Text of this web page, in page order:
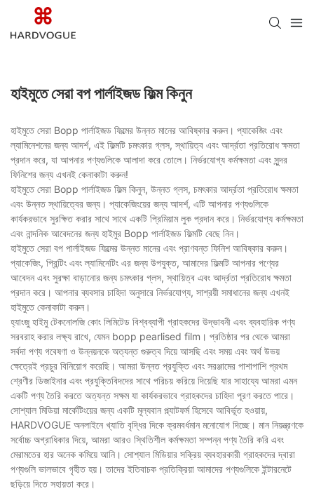
হাইমুতে সেরা বপ পার্লাইজড ফিল্ম কিনুন
হাইমুতে সেরা Bopp পার্লাইজড ফিল্মের উন্নত মানের আবিষ্কার করুন। প্যাকেজিং এবং
ল্যামিনেশনের জন্য আদর্শ, এই ফিল্মটি চমৎকার গ্লস, স্থায়িত্ব এবং আর্দ্রতা প্রতিরোধ ক্ষমতা
প্রদান করে, যা আপনার পণ্যগুলিকে আলাদা করে তোলে। নির্ভরযোগ্য কর্মক্ষমতা এবং সুন্দর
ফিনিশের জন্য এখনই কেনাকাটা করুন!
হাইমুতে সেরা Bopp পার্লাইজড ফিল্ম কিনুন, উন্নত গ্লস, চমৎকার আর্দ্রতা প্রতিরোধ ক্ষমতা
এবং উন্নত স্থায়িত্বের জন্য। প্যাকেজিংয়ের জন্য আদর্শ, এটি আপনার পণ্যগুলিকে
কার্যকরভাবে সুরক্ষিত করার সাথে সাথে একটি প্রিমিয়াম লুক প্রদান করে। নির্ভরযোগ্য কর্মক্ষমতা
এবং নান্দনিক আবেদনের জন্য হাইমুর Bopp পার্লাইজড ফিল্মটি বেছে নিন।
হাইমুতে সেরা বপ পার্লাইজড ফিল্মের উন্নত মানের এবং প্রাণবন্ত ফিনিশ আবিষ্কার করুন।
প্যাকেজিং, প্রিন্টিং এবং ল্যামিনেটিং এর জন্য উপযুক্ত, আমাদের ফিল্মটি আপনার পণ্যের
আবেদন এবং সুরক্ষা বাড়ানোর জন্য চমৎকার গ্লস, স্থায়িত্ব এবং আর্দ্রতা প্রতিরোধ ক্ষমতা
প্রদান করে। আপনার ব্যবসার চাহিদা অনুসারে নির্ভরযোগ্য, সাশ্রয়ী সমাধানের জন্য এখনই
হাইমুতে কেনাকাটা করুন।
হ্যাংজু হাইমু টেকনোলজি কোং লিমিটেড বিশ্বব্যাপী গ্রাহকদের উদ্ভাবনী এবং ব্যবহারিক পণ্য
সরবরাহ করার লক্ষ্য রাখে, যেমন bopp pearlised film। প্রতিষ্ঠার পর থেকে আমরা
সর্বদা পণ্য গবেষণা ও উন্নয়নকে অত্যন্ত গুরুত্ব দিয়ে আসছি এবং সময় এবং অর্থ উভয়
ক্ষেত্রেই প্রচুর বিনিয়োগ করেছি। আমরা উন্নত প্রযুক্তি এবং সরঞ্জামের পাশাপাশি প্রথম
শ্রেণীর ডিজাইনার এবং প্রযুক্তিবিদদের সাথে পরিচয় করিয়ে দিয়েছি যার সাহায্যে আমরা এমন
একটি পণ্য তৈরি করতে অত্যন্ত সক্ষম যা কার্যকরভাবে গ্রাহকদের চাহিদা পূরণ করতে পারে।
সোশ্যাল মিডিয়া মার্কেটিংয়ের জন্য একটি মূল্যবান প্ল্যাটফর্ম হিসেবে আবির্ভূত হওয়ায়,
HARDVOGUE অনলাইনে খ্যাতি বৃদ্ধির দিকে ক্রমবর্ধমান মনোযোগ দিচ্ছে। মান নিয়ন্ত্রণকে
সর্বোচ্চ অগ্রাধিকার দিয়ে, আমরা আরও স্থিতিশীল কর্মক্ষমতা সম্পন্ন পণ্য তৈরি করি এবং
মেরামতের হার অনেক কমিয়ে আনি। সোশ্যাল মিডিয়ার সক্রিয় ব্যবহারকারী গ্রাহকদের দ্বারা
পণ্যগুলি ভালভাবে গৃহীত হয়। তাদের ইতিবাচক প্রতিক্রিয়া আমাদের পণ্যগুলিকে ইন্টারনেটে
ছড়িয়ে দিতে সহায়তা করে।